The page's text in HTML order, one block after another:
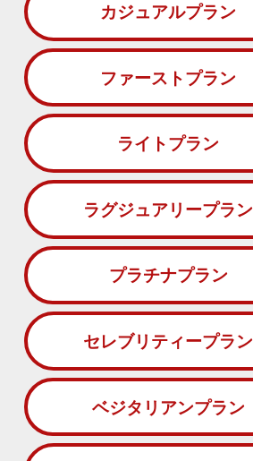
カジュアルプラン
ファーストプラン
ライトプラン
ラグジュアリープラン
プラチナプラン
セレブリティープラン
ベジタリアンプラン